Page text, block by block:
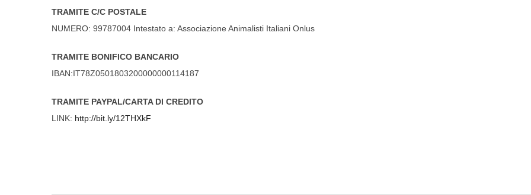
TRAMITE C/C POSTALE
NUMERO: 99787004 Intestato a: Associazione Animalisti Italiani Onlus
TRAMITE BONIFICO BANCARIO
IBAN:IT78Z0501803200000000114187
TRAMITE PAYPAL/CARTA DI CREDITO
LINK: http://bit.ly/12THXkF